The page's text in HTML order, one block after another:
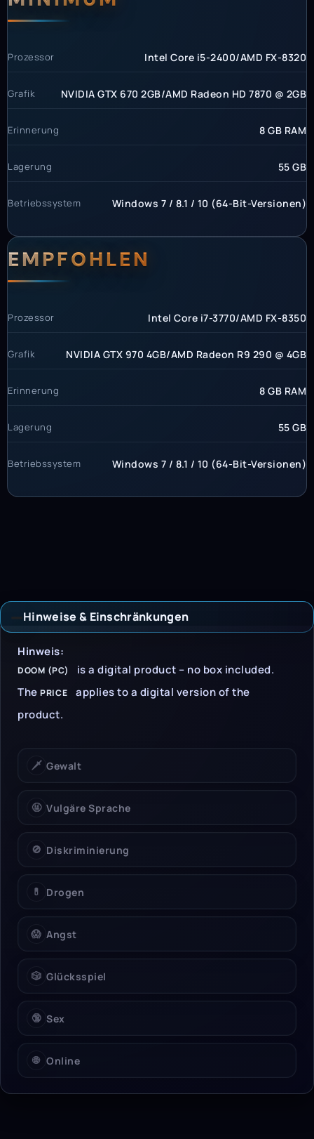
Prozessor Intel Core i5-2400/AMD FX-8320
Grafik NVIDIA GTX 670 2GB/AMD Radeon HD 7870 @ 2GB
Erinnerung 8 GB RAM
Lagerung 55 GB
Betriebssystem Windows 7 / 8.1 / 10 (64-Bit-Versionen)
EMPFOHLEN
Prozessor Intel Core i7-3770/AMD FX-8350
Grafik NVIDIA GTX 970 4GB/AMD Radeon R9 290 @ 4GB
Erinnerung 8 GB RAM
Lagerung 55 GB
Betriebssystem Windows 7 / 8.1 / 10 (64-Bit-Versionen)
Hinweise & Einschränkungen
Hinweise &
Hinweis:
DOOM (PC)
is a digital product – no box included.
The PRICE
applies to a digital version of the
product.
🗡️ Gewalt
🤬 Vulgäre Sprache
🚫 Diskriminierung
💊 Drogen
😱 Angst
🎲 Glücksspiel
🔞 Sex
🌐 Online